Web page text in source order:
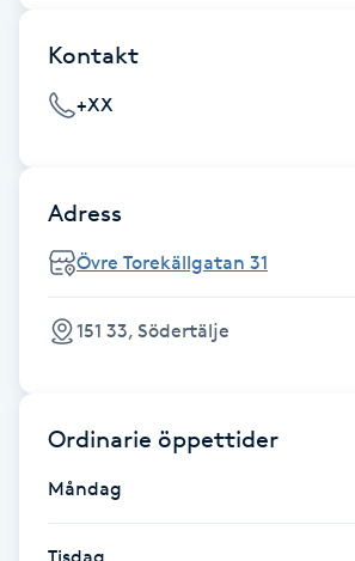
IPL hårborttagning
IR-massage
Japansk massage
Katun fransar
Kemisk peeling
Kontakt
+XX
Adress
Övre Torekällgatan 31
151 33, Södertälje
Ordinarie öppettider
Måndag